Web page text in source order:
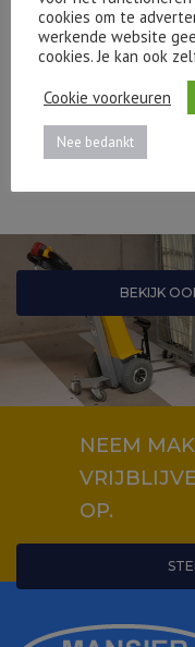
BEKIJK
NEEM
OP.
cookies om te
werkende website
cookies. Je kan ook
Cookie voorkeuren
Nee bedankt